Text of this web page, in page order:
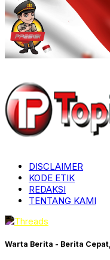
DISCLAIMER
KODE ETIK
REDAKSI
TENTANG KAMI
Warta Berita - Berita